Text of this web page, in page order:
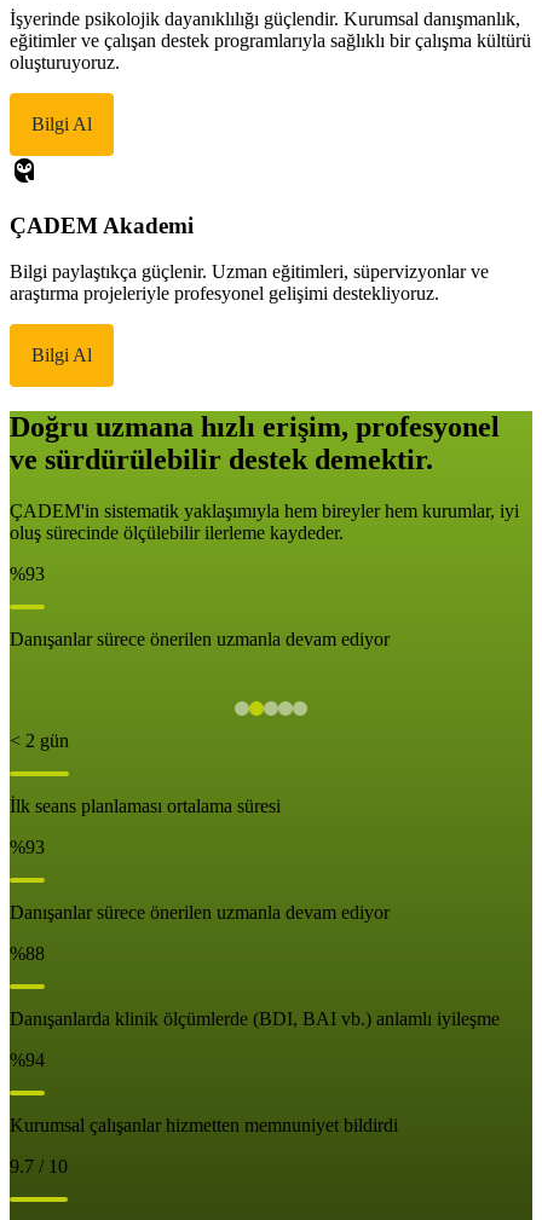
İşyerinde psikolojik dayanıklılığı güçlendir. Kurumsal danışmanlık,
eğitimler ve çalışan destek programlarıyla sağlıklı bir çalışma kültürü
oluşturuyoruz.
Bilgi Al
ÇADEM Akademi
Bilgi paylaştıkça güçlenir. Uzman eğitimleri, süpervizyonlar ve
araştırma projeleriyle profesyonel gelişimi destekliyoruz.
Bilgi Al
Doğru uzmana hızlı erişim, profesyonel
ve sürdürülebilir destek demektir.
ÇADEM'in sistematik yaklaşımıyla hem bireyler hem kurumlar, iyi
oluş sürecinde ölçülebilir ilerleme kaydeder.
%93
Danışanlar sürece önerilen uzmanla devam ediyor
< 2 gün
İlk seans planlaması ortalama süresi
%93
Danışanlar sürece önerilen uzmanla devam ediyor
%88
Danışanlarda klinik ölçümlerde (BDI, BAI vb.) anlamlı iyileşme
%94
Kurumsal çalışanlar hizmetten memnuniyet bildirdi
9.7 / 10